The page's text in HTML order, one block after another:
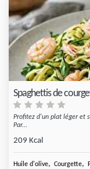
Spaghettis de
Profitez d'un plat léger et
Par...
209 Kcal
Huile d'olive, Courgette,